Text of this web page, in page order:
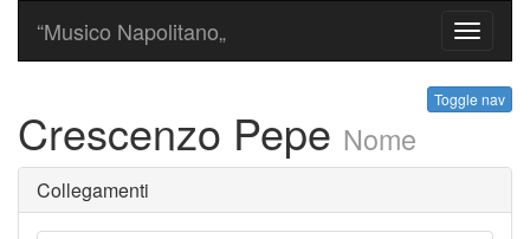
Toggle
“Musico Napolitano„
Toggle nav
Crescenzo Pepe Nome
Collegamenti